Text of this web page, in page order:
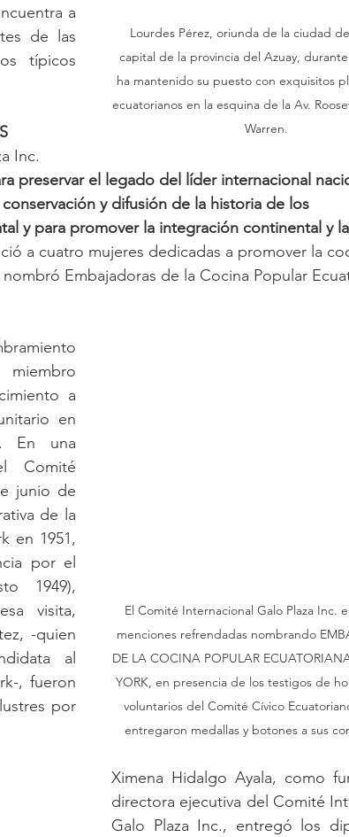
Lourdes Pérez, oriunda de la ciudad
capital de la provincia del Azuay,
ha mantenido su puesto con exquisitos
ecuatorianos en la esquina de la Av.
Warren.
a
de las
típicos
Inc.
preservar el legado del lí­der internacional
y difusión de la historia de los
y para promover la integración continental y la
a cuatro mujeres dedicadas a promover la
Embajadoras de la Cocina Popular
El Comité Internacional Galo Plaza Inc.
menciones refrendadas nombrando
DE LA COCINA POPULAR
YORK, en presencia de los testigos de
voluntarios del Comité Cívico
entregaron medallas y botones a sus
a
en
En una
Comité
junio de
de la
en 1951,
por el
1949),
visita,
-quien
al
, fueron
por
Ximena Hidalgo Ayala, como
directora ejecutiva del Comité
Galo Plaza Inc., entregó los